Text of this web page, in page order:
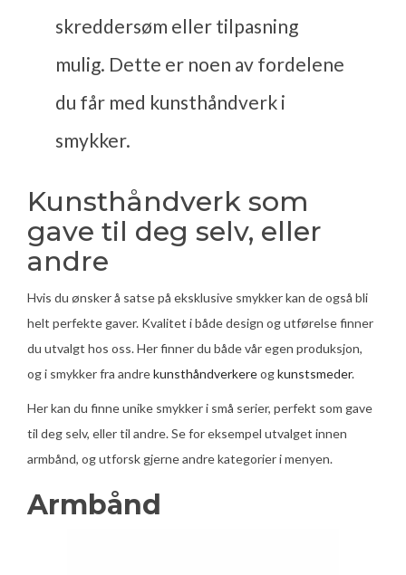
skreddersøm eller tilpasning
mulig. Dette er noen av fordelene
du får med kunsthåndverk i
smykker.
Kunsthåndverk som
gave til deg selv, eller
andre
Hvis du ønsker å satse på eksklusive smykker kan de også bli
helt perfekte gaver. Kvalitet i både design og utførelse finner
du utvalgt hos oss. Her finner du både vår egen produksjon,
og i smykker fra andrekunsthåndverkereogkunstsmeder.
Her kan du finne unike smykker i små serier, perfekt som gave
til deg selv, eller til andre. Se for eksempel utvalget innen
armbånd, og utforsk gjerne andre kategorier i menyen.
Armbånd